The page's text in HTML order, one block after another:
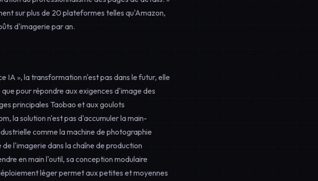
sur plus de 20 plateformes telles qu'Amazon,
d'imagerie par an.
IA », la transformation n'est pas dans le futur, elle
pour répondre aux exigences d'image des
principales Taobao et aux goulots
la solution n'est pas d'accumuler la main-
comme la machine de photographie
l'imagerie dans la chaîne de production
en main l'outil, sa conception modulaire
léger permet aux petites et moyennes